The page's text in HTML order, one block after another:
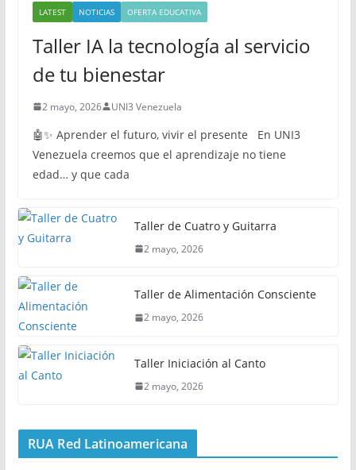
LATEST NOTICIAS OFERTA EDUCATIVA
Taller IA la tecnología al servicio
de tu bienestar
2 mayo, 2026 UNI3 Venezuela
🤖✨ Aprender el futuro, vivir el presente En UNI3
Venezuela creemos que el aprendizaje no tiene
edad… y que cada
Taller de Cuatro y Guitarra
2 mayo, 2026
Taller de Alimentación Consciente
2 mayo, 2026
Taller Iniciación al Canto
2 mayo, 2026
RUA Red Latinoamericana